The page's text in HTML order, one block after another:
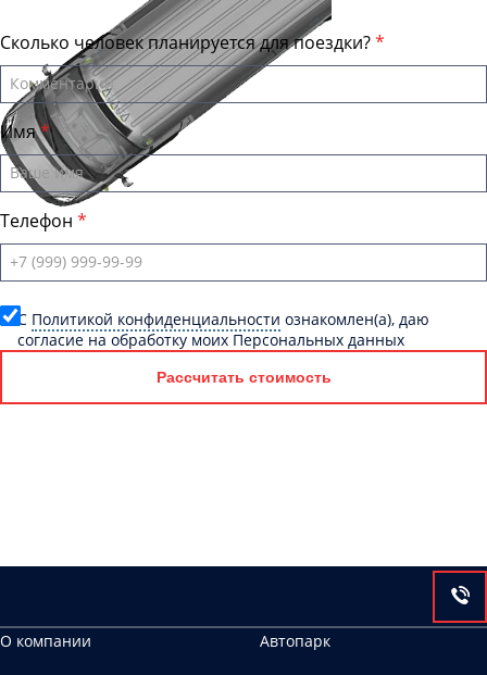
Сколько человек планируется для поездки?
Имя
Телефон
C Политикой конфиденциальности ознакомлен(а), даю
согласие на обработку моих Персональных данных
Рассчитать стоимость
О компании
Автопарк